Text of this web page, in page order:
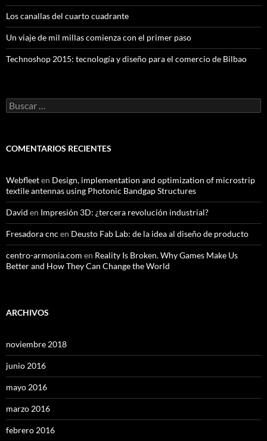
Los canallas del cuarto cuadrante
Un viaje de mil millas comienza con el primer paso
Technoshop 2015: tecnología y diseño para el comercio de Bilbao
Buscar:
COMENTARIOS RECIENTES
Webfleeten Design, implementation and optimization of microstrip
textile antennas using Photonic Bandgap Structures
David en Impresión 3D: ¿tercera revolución industrial?
Fresadora cnc en Deusto Fab Lab: de la idea al diseño de producto
centro-armonia.com en Reality Is Broken. Why Games Make Us
Better and How They Can Change the World
ARCHIVOS
noviembre 2018
junio 2016
mayo 2016
marzo 2016
febrero 2016